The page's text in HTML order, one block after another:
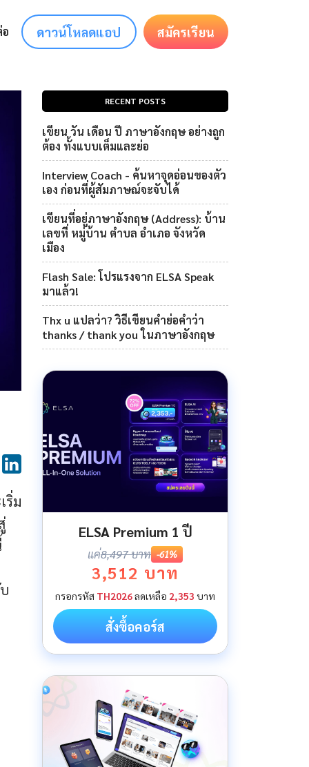
ดาวน์โหลดแอป สมัครเรียน
ริ่ม
RECENT POSTS
เขียน วัน เดือน ปี ภาษาอังกฤษ อย่างถูก
ต้อง ทั้งแบบเต็มและย่อ
Interview Coach - ค้นหาจุดอ่อนของตัว
เอง ก่อนที่ผู้สัมภาษณ์จะจับได้
เขียนที่อยู่ภาษาอังกฤษ (Address): บ้าน
เลขที่ หมู่บ้าน ตำบล อำเภอ จังหวัด
เมือง
Flash Sale: โปรแรงจาก ELSA Speak
มาแล้ว!
Thx u แปลว่า? วิธีเขียนคำย่อคำว่า
thanks / thank you ในภาษาอังกฤษ
ELSA Premium 1 ปี
แค่8,497 บาท -61%
3,512 บาท
กรอกรหัส TH2026ลดเหลือ 2,353 บาท
สั่งซื้อคอร์ส